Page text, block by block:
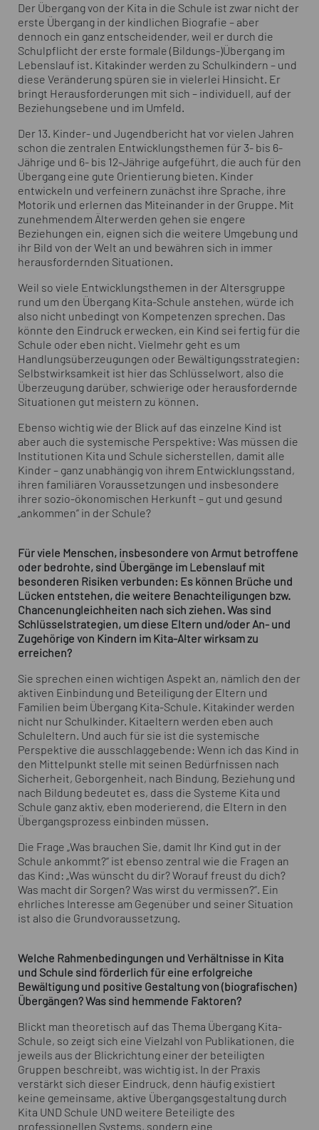
Der Übergang von der Kita in die Schule ist zwar nicht der
erste Übergang in der kindlichen Biografie – aber
dennoch ein ganz entscheidender, weil er durch die
Schulpflicht der erste formale (Bildungs-)Übergang im
Lebenslauf ist. Kitakinder werden zu Schulkindern – und
diese Veränderung spüren sie in vielerlei Hinsicht. Er
bringt Herausforderungen mit sich – individuell, auf der
Beziehungsebene und im Umfeld.
Der 13. Kinder- und Jugendbericht hat vor vielen Jahren
schon die zentralen Entwicklungsthemen für 3- bis 6-
Jährige und 6- bis 12-Jährige aufgeführt, die auch für den
Übergang eine gute Orientierung bieten. Kinder
entwickeln und verfeinern zunächst ihre Sprache, ihre
Motorik und erlernen das Miteinander in der Gruppe. Mit
zunehmendem Älterwerden gehen sie engere
Beziehungen ein, eignen sich die weitere Umgebung und
ihr Bild von der Welt an und bewähren sich in immer
herausfordernden Situationen.
Weil so viele Entwicklungsthemen in der Altersgruppe
rund um den Übergang Kita-Schule anstehen, würde ich
also nicht unbedingt von Kompetenzen sprechen. Das
könnte den Eindruck erwecken, ein Kind sei fertig für die
Schule oder eben nicht. Vielmehr geht es um
Handlungsüberzeugungen oder Bewältigungsstrategien:
Selbstwirksamkeit ist hier das Schlüsselwort, also die
Überzeugung darüber, schwierige oder herausfordernde
Situationen gut meistern zu können.
Ebenso wichtig wie der Blick auf das einzelne Kind ist
aber auch die systemische Perspektive: Was müssen die
Institutionen Kita und Schule sicherstellen, damit alle
Kinder – ganz unabhängig von ihrem Entwicklungsstand,
ihren familiären Voraussetzungen und insbesondere
ihrer sozio-ökonomischen Herkunft – gut und gesund
„ankommen“ in der Schule?
Für viele Menschen, insbesondere von Armut betroffene
oder bedrohte, sind Übergänge im Lebenslauf mit
besonderen Risiken verbunden: Es können Brüche und
Lücken entstehen, die weitere Benachteiligungen bzw.
Chancenungleichheiten nach sich ziehen. Was sind
Schlüsselstrategien, um diese Eltern und/oder An- und
Zugehörige von Kindern im Kita-Alter wirksam zu
erreichen?
Sie sprechen einen wichtigen Aspekt an, nämlich den der
aktiven Einbindung und Beteiligung der Eltern und
Familien beim Übergang Kita-Schule. Kitakinder werden
nicht nur Schulkinder. Kitaeltern werden eben auch
Schuleltern. Und auch für sie ist die systemische
Perspektive die ausschlaggebende: Wenn ich das Kind in
den Mittelpunkt stelle mit seinen Bedürfnissen nach
Sicherheit, Geborgenheit, nach Bindung, Beziehung und
nach Bildung bedeutet es, dass die Systeme Kita und
Schule ganz aktiv, eben moderierend, die Eltern in den
Übergangsprozess einbinden müssen.
Die Frage „Was brauchen Sie, damit Ihr Kind gut in der
Schule ankommt?“ ist ebenso zentral wie die Fragen an
das Kind: „Was wünscht du dir? Worauf freust du dich?
Was macht dir Sorgen? Was wirst du vermissen?“. Ein
ehrliches Interesse am Gegenüber und seiner Situation
ist also die Grundvoraussetzung.
Welche Rahmenbedingungen und Verhältnisse in Kita
und Schule sind förderlich für eine erfolgreiche
Bewältigung und positive Gestaltung von (biografischen)
Übergängen? Was sind hemmende Faktoren?
Blickt man theoretisch auf das Thema Übergang Kita-
Schule, so zeigt sich eine Vielzahl von Publikationen, die
jeweils aus der Blickrichtung einer der beteiligten
Gruppen beschreibt, was wichtig ist. In der Praxis
verstärkt sich dieser Eindruck, denn häufig existiert
keine gemeinsame, aktive Übergangsgestaltung durch
Kita UND Schule UND weitere Beteiligte des
professionellen Systems, sondern eine